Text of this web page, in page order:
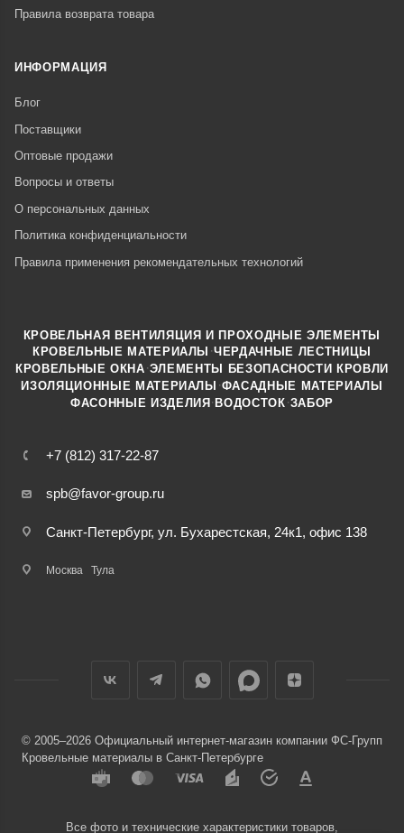
Правила возврата товара
ИНФОРМАЦИЯ
Блог
Поставщики
Оптовые продажи
Вопросы и ответы
О персональных данных
Политика конфиденциальности
Правила применения рекомендательных технологий
+7 (812) 317-22-87
spb@favor-group.ru
Санкт-Петербург, ул. Бухарестская, 24к1, офис 138
Москва Тула
КРОВЕЛЬНАЯ ВЕНТИЛЯЦИЯ И ПРОХОДНЫЕ ЭЛЕМЕНТЫ
КРОВЕЛЬНЫЕ МАТЕРИАЛЫ ·ЧЕРДАЧНЫЕ ЛЕСТНИЦЫ
КРОВЕЛЬНЫЕ ОКНА ·ЭЛЕМЕНТЫ БЕЗОПАСНОСТИ КРОВЛИ
ИЗОЛЯЦИОННЫЕ МАТЕРИАЛЫ ·ФАСАДНЫЕ МАТЕРИАЛЫ
ФАСОННЫЕ ИЗДЕЛИЯ·ВОДОСТОК ·ЗАБОР
© 2005–2026 Официальный интернет-магазин компании ФС-Групп
Кровельные материалы в Санкт-Петербурге
Все фото и технические характеристики товаров,